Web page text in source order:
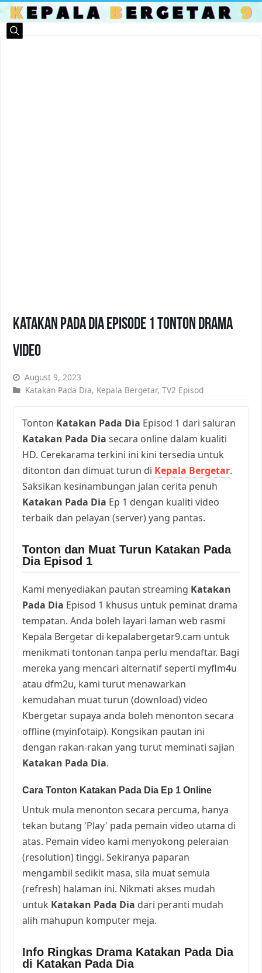
Katakan Pada Dia Episode 1 Tonton Drama
Video
August 9, 2023
Katakan Pada Dia, Kepala Bergetar,TV2 Episod
Tonton Katakan Pada Dia Episod 1 dari saluran
Katakan Pada Dia secara online dalam kualiti
HD. Cerekarama terkini ini kini tersedia untuk
ditonton dan dimuat turun di Kepala Bergetar.
Saksikan kesinambungan jalan cerita penuh
Katakan Pada Dia Ep 1 dengan kualiti video
terbaik dan pelayan (server) yang pantas.
Tonton dan Muat Turun Katakan Pada
Dia Episod 1
Kami menyediakan pautan streaming Katakan
Pada Dia Episod 1 khusus untuk peminat drama
tempatan. Anda boleh layari laman web rasmi
Kepala Bergetar di kepalabergetar9.cam untuk
menikmati tontonan tanpa perlu mendaftar. Bagi
mereka yang mencari alternatif seperti myflm4u
atau dfm2u, kami turut menawarkan
kemudahan muat turun (download) video
Kbergetar supaya anda boleh menonton secara
offline (myinfotaip). Kongsikan pautan ini
dengan rakan-rakan yang turut meminati sajian
Katakan Pada Dia.
Cara Tonton Katakan Pada Dia Ep 1 Online
Untuk mula menonton secara percuma, hanya
tekan butang 'Play' pada pemain video utama di
atas. Pemain video kami menyokong peleraian
(resolution) tinggi. Sekiranya paparan
mengambil sedikit masa, sila muat semula
(refresh) halaman ini. Nikmati akses mudah
untuk Katakan Pada Dia dari peranti mudah
alih mahupun komputer meja.
Info Ringkas Drama Katakan Pada Dia
di Katakan Pada Dia